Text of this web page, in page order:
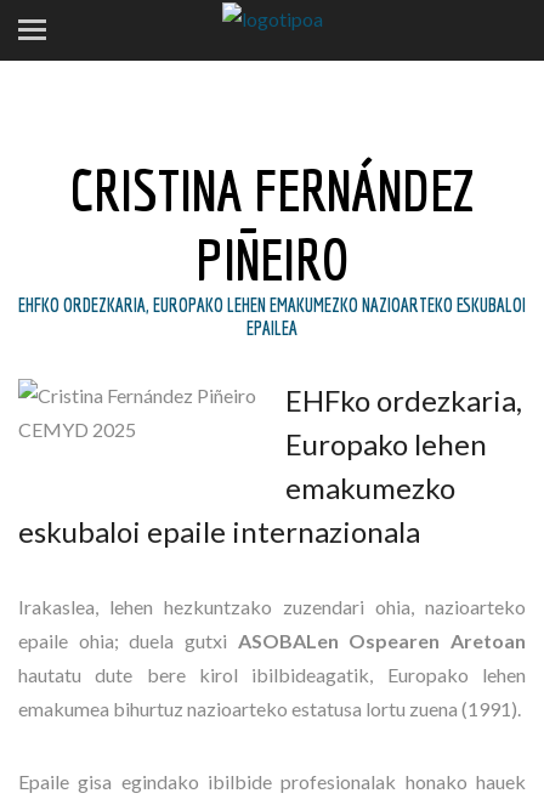
CRISTINA FERNÁNDEZ
PIÑEIRO
EHFKO ORDEZKARIA, EUROPAKO LEHEN EMAKUMEZKO NAZIOARTEKO ESKUBALOI
EPAILEA
EHFko ordezkaria,
Europako lehen
emakumezko
eskubaloi epaile internazionala
Irakaslea, lehen hezkuntzako zuzendari ohia, nazioarteko
epaile ohia; duela gutxi ASOBALen Ospearen Aretoan
hautatu dute bere kirol ibilbideagatik, Europako lehen
emakumea bihurtuz nazioarteko estatusa lortu zuena (1991).
Epaile gisa egindako ibilbide profesionalak honako hauek